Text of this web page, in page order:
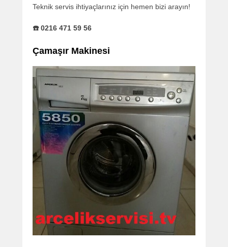
Teknik servis ihtiyaçlarınız için hemen bizi arayın!
☎️ 0216 471 59 56
Çamaşır Makinesi